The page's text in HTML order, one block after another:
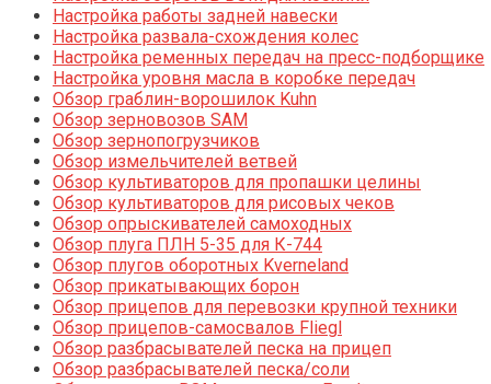
Настройка работы задней навески
Настройка развала-схождения колес
Настройка ременных передач на пресс-подборщике
Настройка уровня масла в коробке передач
Обзор граблин-ворошилок Kuhn
Обзор зерновозов SAM
Обзор зернопогрузчиков
Обзор измельчителей ветвей
Обзор культиваторов для пропашки целины
Обзор культиваторов для рисовых чеков
Обзор опрыскивателей самоходных
Обзор плуга ПЛН 5-35 для К-744
Обзор плугов оборотных Kverneland
Обзор прикатывающих борон
Обзор прицепов для перевозки крупной техники
Обзор прицепов-самосвалов Fliegl
Обзор разбрасывателей песка на прицеп
Обзор разбрасывателей песка/соли